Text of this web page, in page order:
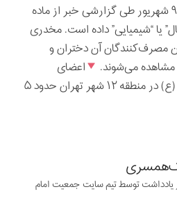
روزنامه شرق در تاریخ ۹ شهریور طی گزارشی خبر از ماده
یا “شیمیایی” داده است. مخدری
مصرف‌کنندگان آن دختران و
مشاهده می‌شوند.
اعضای
داوطلب جمعیت امام علی (ع) در منطقه ۱۲ شهر تهران حدود ۵
یادداشت‌‌‌‌‌‌‌توسطتیم سایت جمعیت امام